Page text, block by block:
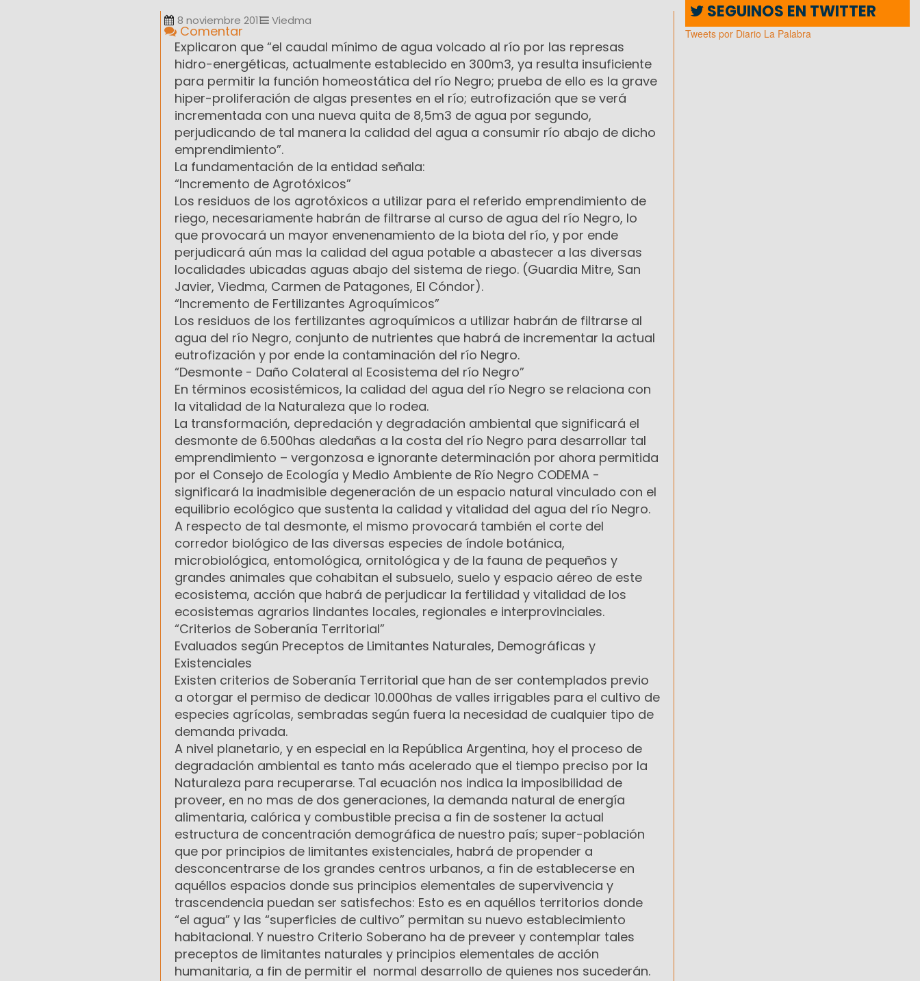
8 noviembre 2011 Viedma
Comentar
Explicaron que “el caudal mínimo de agua volcado al río por las represas
hidro-energéticas, actualmente establecido en 300m3, ya resulta insuficiente
para permitir la función homeostática del río Negro; prueba de ello es la grave
hiper-proliferación de algas presentes en el río; eutrofización que se verá
incrementada con una nueva quita de 8,5m3 de agua por segundo,
perjudicando de tal manera la calidad del agua a consumir río abajo de dicho
emprendimiento”.
La fundamentación de la entidad señala:
“Incremento de Agrotóxicos”
Los residuos de los agrotóxicos a utilizar para el referido emprendimiento de
riego, necesariamente habrán de filtrarse al curso de agua del río Negro, lo
que provocará un mayor envenenamiento de la biota del río, y por ende
perjudicará aún mas la calidad del agua potable a abastecer a las diversas
localidades ubicadas aguas abajo del sistema de riego. (Guardia Mitre, San
Javier, Viedma, Carmen de Patagones, El Cóndor).
“Incremento de Fertilizantes Agroquímicos”
Los residuos de los fertilizantes agroquímicos a utilizar habrán de filtrarse al
agua del río Negro, conjunto de nutrientes que habrá de incrementar la actual
eutrofización y por ende la contaminación del río Negro.
“Desmonte - Daño Colateral al Ecosistema del río Negro”
En términos ecosistémicos, la calidad del agua del río Negro se relaciona con
la vitalidad de la Naturaleza que lo rodea.
La transformación, depredación y degradación ambiental que significará el
desmonte de 6.500has aledañas a la costa del río Negro para desarrollar tal
emprendimiento – vergonzosa e ignorante determinación por ahora permitida
por el Consejo de Ecología y Medio Ambiente de Río Negro CODEMA -
significará la inadmisible degeneración de un espacio natural vinculado con el
equilibrio ecológico que sustenta la calidad y vitalidad del agua del río Negro.
A respecto de tal desmonte, el mismo provocará también el corte del
corredor biológico de las diversas especies de índole botánica,
microbiológica, entomológica, ornitológica y de la fauna de pequeños y
grandes animales que cohabitan el subsuelo, suelo y espacio aéreo de este
ecosistema, acción que habrá de perjudicar la fertilidad y vitalidad de los
ecosistemas agrarios lindantes locales, regionales e interprovinciales.
“Criterios de Soberanía Territorial”
Evaluados según Preceptos de Limitantes Naturales, Demográficas y
Existenciales
Existen criterios de Soberanía Territorial que han de ser contemplados previo
a otorgar el permiso de dedicar 10.000has de valles irrigables para el cultivo de
especies agrícolas, sembradas según fuera la necesidad de cualquier tipo de
demanda privada.
A nivel planetario, y en especial en la República Argentina, hoy el proceso de
degradación ambiental es tanto más acelerado que el tiempo preciso por la
Naturaleza para recuperarse. Tal ecuación nos indica la imposibilidad de
proveer, en no mas de dos generaciones, la demanda natural de energía
alimentaria, calórica y combustible precisa a fin de sostener la actual
estructura de concentración demográfica de nuestro país; super-población
que por principios de limitantes existenciales, habrá de propender a
desconcentrarse de los grandes centros urbanos, a fin de establecerse en
aquéllos espacios donde sus principios elementales de supervivencia y
trascendencia puedan ser satisfechos: Esto es en aquéllos territorios donde
“el agua” y las “superficies de cultivo” permitan su nuevo establecimiento
habitacional. Y nuestro Criterio Soberano ha de preveer y contemplar tales
preceptos de limitantes naturales y principios elementales de acción
humanitaria, a fin de permitir el normal desarrollo de quienes nos sucederán.
SEGUINOS EN TWITTER
Tweets por Diario La Palabra